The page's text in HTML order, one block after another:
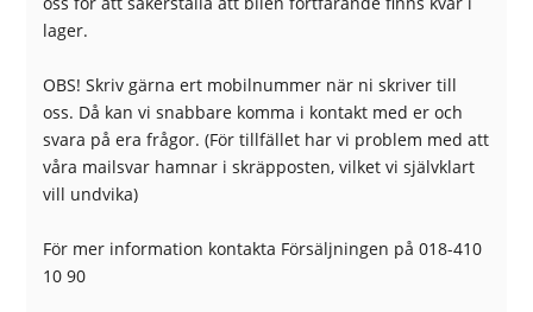
Stöldlarm
Tonade rutor
Touch-/Pekskärm
Trötthetsvarnare
Uppvärmda spolare
USB-uttag
Yttertemperaturmätare
lager.
OBS! Skriv gärna ert mobilnummer när ni skriver till
oss. Då kan vi snabbare komma i kontakt med er och
svara på era frågor. (För tillfället har vi problem med att
våra mailsvar hamnar i skräpposten, vilket vi självklart
vill undvika)
För mer information kontakta Försäljningen på 018-410
10 90